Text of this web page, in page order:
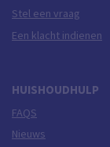
Stel een vraag
Een klacht indienen
HUISHOUDHULP
FAQS
Nieuws